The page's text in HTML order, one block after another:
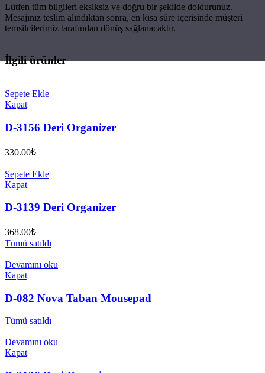
Lütfen tüm bilgileri eksiksiz ve doğru bir şekilde doldurunuz.
Mesajınız teslim alındıktan sonra, en kısa süre içerisinde müşteri
temsilcilerimiz tarafından dönüş sağlanacaktır.
İlgili ürünler
Sepete Ekle
Kapat
D-3156 Deri Organizer
330.00₺
Sepete Ekle
Kapat
D-3139 Deri Organizer
368.00₺
Tümü satıldı
Devamını oku
Kapat
D-082 Nova Taban Mousepad
Tümü satıldı
Devamını oku
Kapat